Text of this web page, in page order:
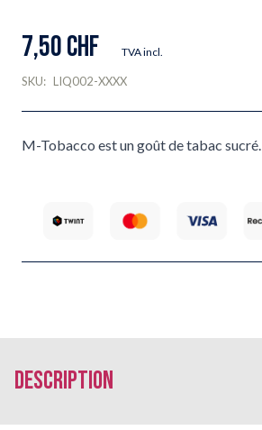
7,50 CHF TVA incl.
SKU: LIQ002-XXXX
M-Tobacco est un goût de tabac sucré.
Description